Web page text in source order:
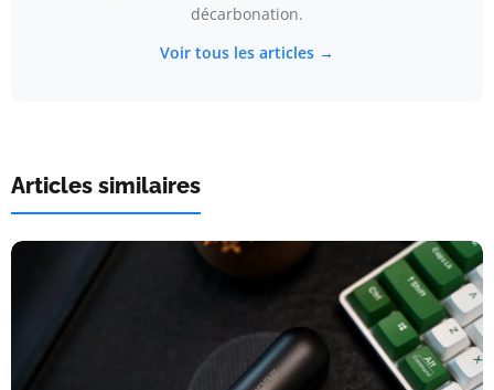
décarbonation.
Voir tous les articles →
Articles similaires